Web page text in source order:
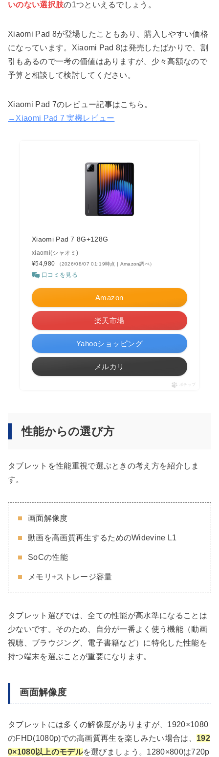
いのない選択肢の1つといえるでしょう。
Xiaomi Pad 8が登場したこともあり、購入しやすい価格
になっています。Xiaomi Pad 8は発売したばかりで、割
引もあるので一考の価値はありますが、少々高額なので
予算と相談して検討してください。
Xiaomi Pad 7のレビュー記事はこちら。
→Xiaomi Pad 7 実機レビュー
Xiaomi Pad 7 8G+128G
xiaomi(シャオミ)
¥54,980
（2026/08/07 01:19時点 | Amazon調べ）
口コミを見る
Amazon
楽天市場
Yahooショッピング
メルカリ
ポチップ
性能からの選び方
タブレットを性能重視で選ぶときの考え方を紹介しま
す。
画面解像度
動画を高画質再生するためのWidevine L1
SoCの性能
メモリ+ストレージ容量
タブレット選びでは、全ての性能が高水準になることは
少ないです。そのため、自分が一番よく使う機能（動画
視聴、ブラウジング、電子書籍など）に特化した性能を
持つ端末を選ぶことが重要になります。
画面解像度
タブレットには多くの解像度がありますが、1920×1080
のFHD(1080p)での高画質再生を楽しみたい場合は、 192
0×1080以上のモデルを選びましょう。1280×800は720p